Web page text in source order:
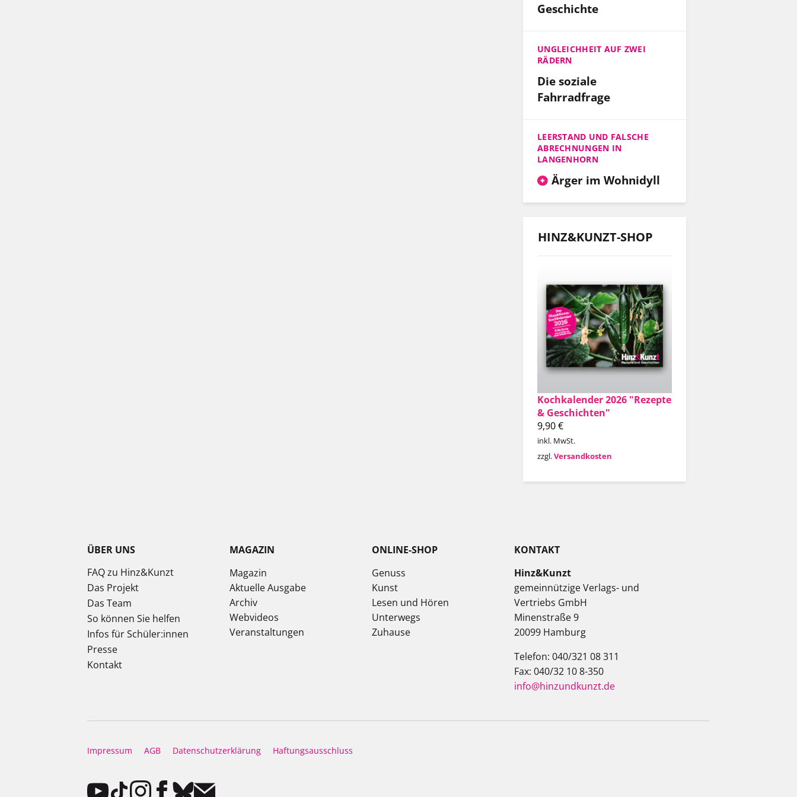
Geschichte
UNGLEICHHEIT AUF ZWEI
RÄDERN
Die soziale
Fahrradfrage
LEERSTAND UND FALSCHE
ABRECHNUNGEN IN
LANGENHORN
Ärger im Wohnidyll
HINZ&KUNZT-SHOP
Kochkalender 2026 "Rezepte
& Geschichten"
9,90€
inkl. MwSt.
zzgl.Versandkosten
ÜBER UNS
FAQ zu Hinz&Kunzt
Das Projekt
Das Team
So können Sie helfen
Infos für Schüler:innen
Presse
Kontakt
MAGAZIN
Magazin
Aktuelle Ausgabe
Archiv
Webvideos
Veranstaltungen
ONLINE-SHOP
Genuss
Kunst
Lesen und Hören
Unterwegs
Zuhause
KONTAKT
Hinz&Kunzt
gemeinnützige Verlags- und
Vertriebs GmbH
Minenstraße 9
20099 Hamburg
Telefon: 040/321 08 311
Fax: 040/32 10 8-350
info@hinzundkunzt.de
Impressum AGB Datenschutzerklärung Haftungsausschluss